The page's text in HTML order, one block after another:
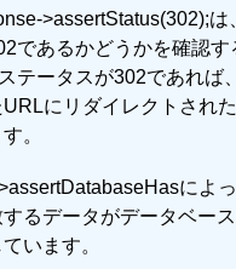
>assertStatus(302);は
であるかどうかを確認す
テータスが302であれば
URLにリダイレクトされ
。
によ
するデータがデータベー
います。